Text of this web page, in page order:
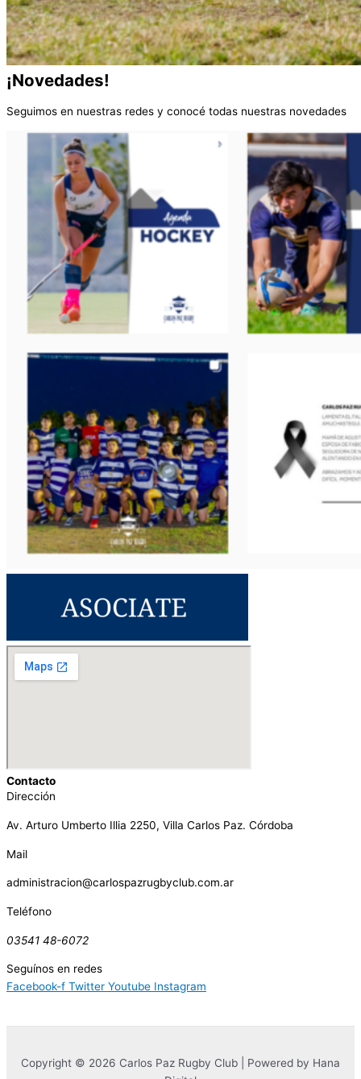
¡Novedades!
Seguimos en nuestras redes y conocé todas nuestras novedades
Contacto
Dirección
Av. Arturo Umberto Illia 2250, Villa Carlos Paz. Córdoba
Mail
administracion@carlospazrugbyclub.com.ar
Teléfono
03541 48-6072
Seguínos en redes
Facebook-f Twitter Youtube Instagram
Copyright © 2026 Carlos Paz Rugby Club | Powered by Hana